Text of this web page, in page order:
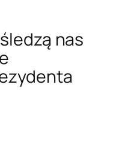
nas